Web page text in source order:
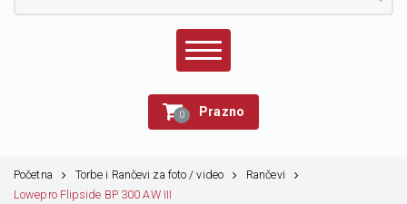
0 Prazno
Početna Torbe i Rančevi za foto / video
Rančevi
Lowepro Flipside BP 300 AW III